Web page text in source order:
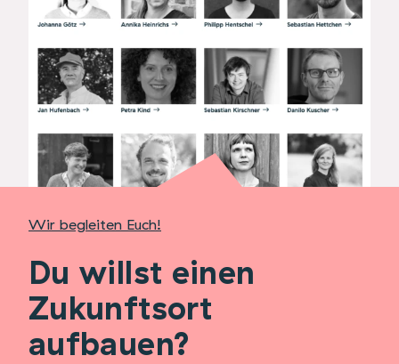
Wir begleiten Euch!
Du willst einen
Zukunftsort
aufbauen?